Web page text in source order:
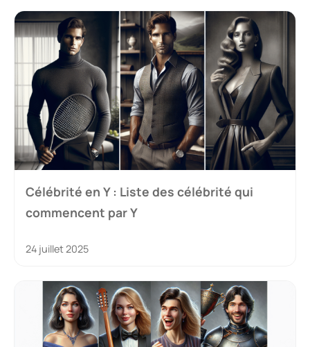
Célébrité en Y : Liste des célébrité qui
commencent par Y
24 juillet 2025